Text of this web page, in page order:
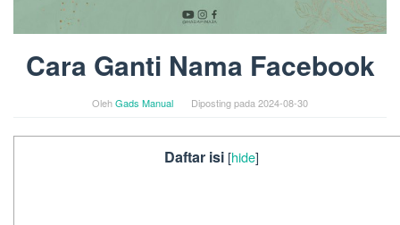
Cara Ganti Nama Facebook
OlehGads Manual Diposting pada 2024-08-30
Daftar isi [hide]